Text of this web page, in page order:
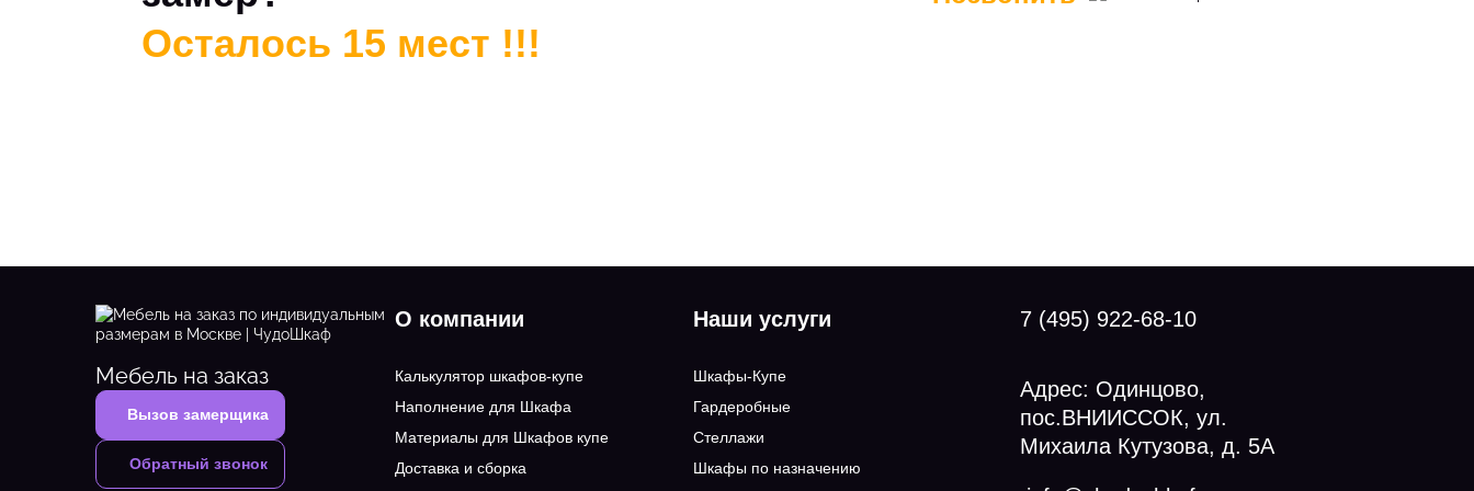
Осталось 15 мест !!!
Мебель на заказ
Вызов замерщика
Обратный звонок
О компании
Калькулятор шкафов-купе
Наполнение для Шкафа
Материалы для Шкафов купе
Доставка и сборка
Наши услуги
Шкафы-Купе
Гардеробные
Стеллажи
Шкафы по назначению
7 (495) 922-68-10
Адрес: Одинцово,
пос.ВНИИССОК, ул.
Михаила Кутузова, д. 5А